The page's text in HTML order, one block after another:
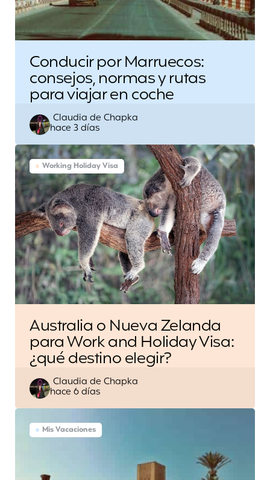
Conducir por Marruecos:
consejos, normas y rutas
para viajar en coche
Escrito
por
Claudia de Chapka
hace 3 días
Working Holiday Visa
Australia o Nueva Zelanda
para Work and Holiday Visa:
¿qué destino elegir?
Escrito
por
Claudia de Chapka
hace 6 días
Mis Vacaciones